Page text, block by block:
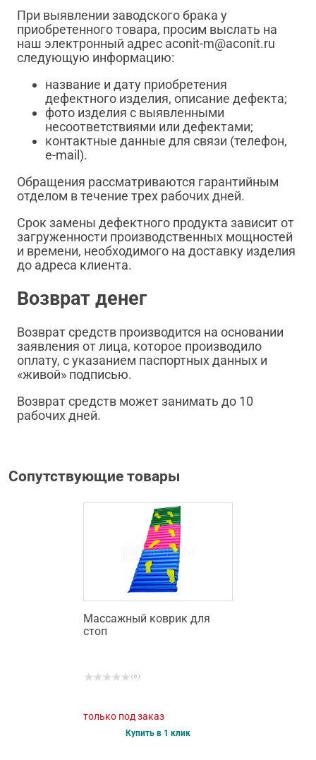
При выявлении заводского брака у
приобретенного товара, просим выслать на
наш электронный адрес aconit-m@aconit.ru
следующую информацию:
название и дату приобретения
дефектного изделия, описание дефекта;
фото изделия с выявленными
несоответствиями или дефектами;
контактные данные для связи (телефон,
e-mail).
Обращения рассматриваются гарантийным
отделом в течение трех рабочих дней.
Срок замены дефектного продукта зависит от
загруженности производственных мощностей
и времени, необходимого на доставку изделия
до адреса клиента.
Возврат денег
Возврат средств производится на основании
заявления от лица, которое производило
оплату, с указанием паспортных данных и
«живой» подписью.
Возврат средств может занимать до 10
рабочих дней.
Сопутствующие товары
Массажный коврик для
стоп
( 0 )
только под заказ
Купить в 1 клик